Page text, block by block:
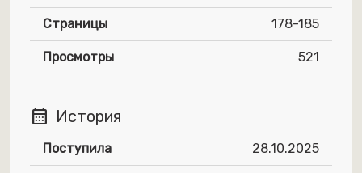
Страницы 178-185
Просмотры 521
calendar_month История
Поступила 28.10.2025